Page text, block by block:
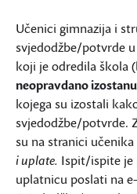
Učenici gimnazija i
svjedodžbe/potvrde
koji je odredila škola
neopravdano
kojega su izostali
svjedodžbe/potvrde.
su na stranici
i uplate. Ispit/ispite je
uplatnicu poslati na